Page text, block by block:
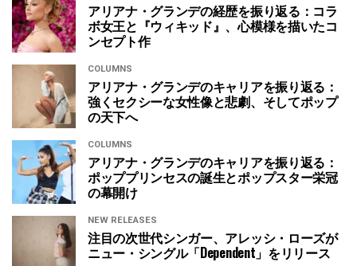
アリアナ・グランデの経歴を振り返る：コラ
ボ女王と『ウィキッド』、心模様を描いたコ
ンセプト作
COLUMNS
アリアナ・グランデのキャリアを振り返る：
強くセクシーな女性像と悲劇、そしてポップ
の天下へ
COLUMNS
アリアナ・グランデのキャリアを振り返る：
ポッププリンセスの誕生とポップスター栄冠
の幕開け
NEW RELEASES
注目の次世代シンガー、アレッシ・ローズが
ニュー・シングル「Dependent」をリリース